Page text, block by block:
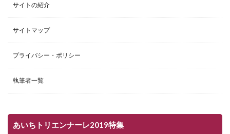
サイトの紹介
サイトマップ
プライバシー・ポリシー
執筆者一覧
あいちトリエンナーレ2019特集